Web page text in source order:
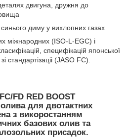
двигуна, дружня до
диму у вихлопних газах
міжнародних (ISO-L-EGC) і
специфікацій японської
стандартізаціі (JASO FC).
FD RED BOOST
для двотактних
з викоростанням
базових олив та
присадок.